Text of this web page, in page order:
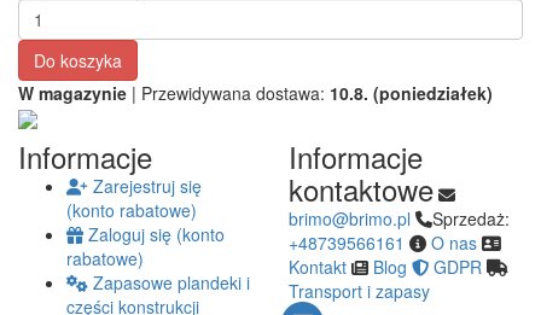
Do koszyka
W magazynie | Przewidywana dostawa: 10.8. (poniedziałek)
Informacje
Zarejestruj się
(konto rabatowe)
Zaloguj się (konto
rabatowe)
Zapasowe plandeki i
części konstrukcji
Informacje
kontaktowe
brimo@brimo.pl
Sprzedaż:
+48739566161
O nas
Kontakt
Blog
GDPR
Transport i zapasy